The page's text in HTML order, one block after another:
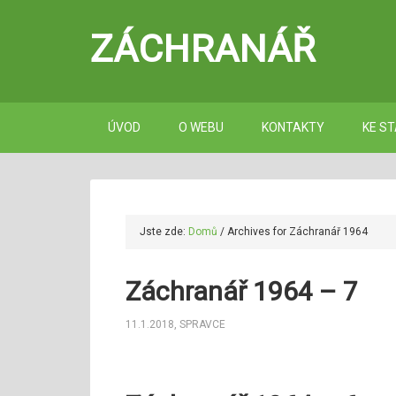
ZÁCHRANÁŘ
ÚVOD O WEBU KONTAKTY KE
Jste zde: Domů / Archives for Záchranář 1964
Záchranář 1964 – 7
11.1.2018, SPRAVCE